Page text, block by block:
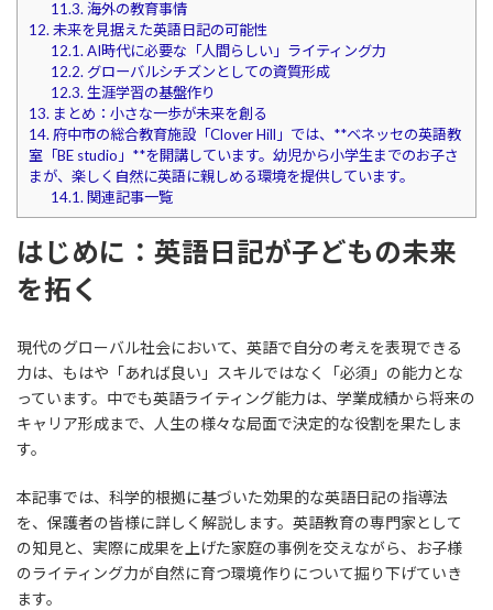
11.3. 海外の教育事情
12. 未来を見据えた英語日記の可能性
12.1. AI時代に必要な「人間らしい」ライティング力
12.2. グローバルシチズンとしての資質形成
12.3. 生涯学習の基盤作り
13. まとめ：小さな一歩が未来を創る
14. 府中市の総合教育施設「Clover Hill」では、**ベネッセの英語教
室「BE studio」**を開講しています。​幼児から小学生までのお子さ
まが、楽しく自然に英語に親しめる環境を提供しています。​
14.1. 関連記事一覧
はじめに：英語日記が子どもの未来
を拓く
現代のグローバル社会において、英語で自分の考えを表現できる
力は、もはや「あれば良い」スキルではなく「必須」の能力とな
っています。中でも英語ライティング能力は、学業成績から将来の
キャリア形成まで、人生の様々な局面で決定的な役割を果たしま
す。
本記事では、科学的根拠に基づいた効果的な英語日記の指導法
を、保護者の皆様に詳しく解説します。英語教育の専門家として
の知見と、実際に成果を上げた家庭の事例を交えながら、お子様
のライティング力が自然に育つ環境作りについて掘り下げていき
ます。